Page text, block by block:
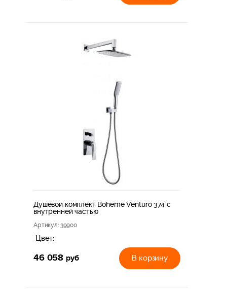
Душевой комплект Boheme Venturo 374 с
внутренней частью
Артикул: 39900
Цвет:
46 058 руб В корзину